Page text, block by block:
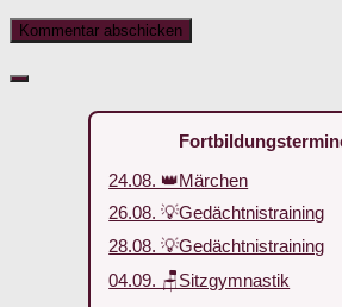
24.08. 👑Märchen
26.08. 💡Gedächtnistraining
28.08. 💡Gedächtnistraining
04.09. 🪑Sitzgymnastik